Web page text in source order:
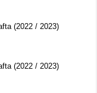
(2022 / 2023)
(2022 / 2023)